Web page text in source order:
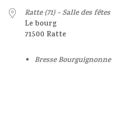
Ratte (71) - Salle des fêtes
Le bourg
71500 Ratte
Bresse Bourguignonne